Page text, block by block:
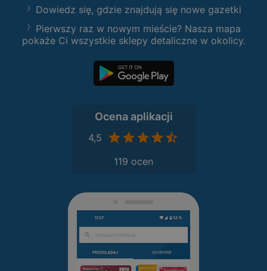
Dowiedz się, gdzie znajdują się nowe gazetki
Pierwszy raz w nowym mieście? Nasza mapa
pokaże Ci wszystkie sklepy detaliczne w okolicy.
Ocena aplikacji
4,5
119 ocen